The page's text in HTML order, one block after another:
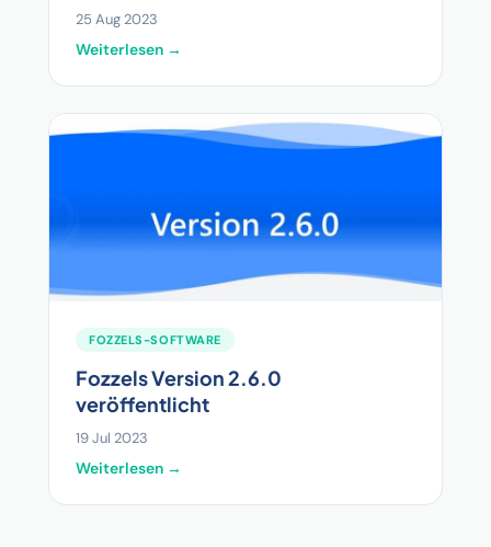
25 Aug 2023
Weiterlesen →
FOZZELS-SOFTWARE
Fozzels Version 2.6.0
veröffentlicht
19 Jul 2023
Weiterlesen →